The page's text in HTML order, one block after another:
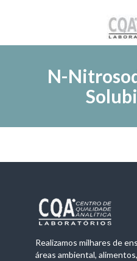
N-
Realizamos milhares de
áreas ambiental,